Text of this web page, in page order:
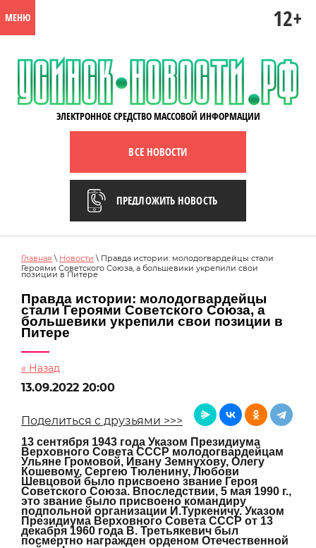
МЕНЮ 12+
ВСЕ НОВОСТИ
ЭЛЕКТРОННОЕ СРЕДСТВО МАССОВОЙ ИНФОРМАЦИИ
ПРЕДЛОЖИТЬ НОВОСТЬ
Главная \ Новости \ Правда истории: молодогвардейцы стали
Героями Советского Союза, а большевики укрепили свои
позиции в Питере
Правда истории: молодогвардейцы
стали Героями Советского Союза, а
большевики укрепили свои позиции в
Питере
« Назад
13.09.2022 20:00
Поделиться с друзьями >>>
13 сентября 1943 года Указом Президиума
Верховного Совета СССР молодогвардейцам
Ульяне Громовой, Ивану Земнухову, Олегу
Кошевому, Сергею Тюленину, Любови
Шевцовой было присвоено звание Героя
Советского Союза. Впоследствии, 5 мая 1990 г.,
это звание было присвоено командиру
подпольной организации И.Туркеничу. Указом
Президиума Верховного Совета СССР от 13
декабря 1960 года В. Третьякевич был
посмертно награжден орденом Отечественной